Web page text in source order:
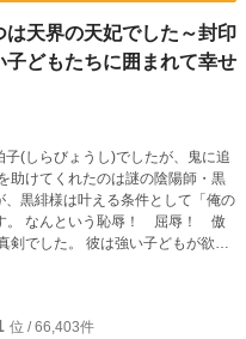
天界の天妃でした～封印
どもたちに囲まれて幸せ
(しらびょうし)でしたが、鬼に追
助けてくれたのは謎の陰陽師・黒
傲
討伐してくれるならと了承し、
様と私
人
位 / 66,403件